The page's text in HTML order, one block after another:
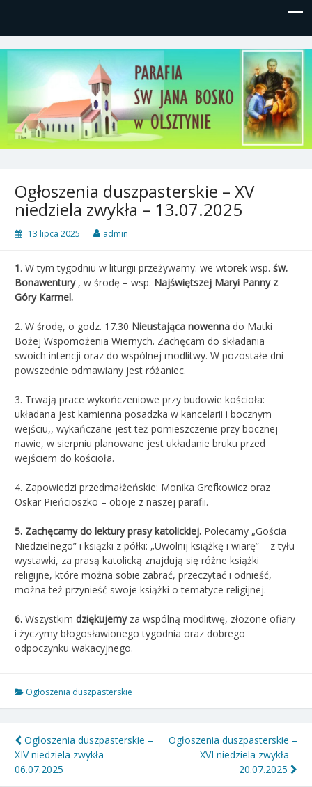
Parafia św, Jana Bosko w
Olsztynie
Gutkowo, ul. Żółkiewskiego 1
Ogłoszenia duszpasterskie – XV
niedziela zwykła – 13.07.2025
13 lipca 2025 admin
1. W tym tygodniu w liturgii przeżywamy: we wtorek wsp. św.
Bonawentury , w środę – wsp. Najświętszej Maryi Panny z
Góry Karmel.
2. W środę, o godz. 17.30 Nieustająca nowenna do Matki
Bożej Wspomożenia Wiernych. Zachęcam do składania
swoich intencji oraz do wspólnej modlitwy. W pozostałe dni
powszednie odmawiany jest różaniec.
3. Trwają prace wykończeniowe przy budowie kościoła:
układana jest kamienna posadzka w kancelarii i bocznym
wejściu,, wykańczane jest też pomieszczenie przy bocznej
nawie, w sierpniu planowane jest układanie bruku przed
wejściem do kościoła.
4. Zapowiedzi przedmałżeńskie: Monika Grefkowicz oraz
Oskar Pieńcioszko – oboje z naszej parafii.
5. Zachęcamy do lektury prasy katolickiej. Polecamy „Gościa
Niedzielnego” i książki z półki: „Uwolnij książkę i wiarę” – z tyłu
wystawki, za prasą katolicką znajdują się różne książki
religijne, które można sobie zabrać, przeczytać i odnieść,
można też przynieść swoje książki o tematyce religijnej.
6. Wszystkim dziękujemyza wspólną modlitwę, złożone ofiary
i życzymy błogosławionego tygodnia oraz dobrego
odpoczynku wakacyjnego.
Ogłoszenia duszpasterskie
Nawigacja
wpisu
Ogłoszenia duszpasterskie –
XIV niedziela zwykła –
06.07.2025
Ogłoszenia duszpasterskie –
XVI niedziela zwykła –
20.07.2025